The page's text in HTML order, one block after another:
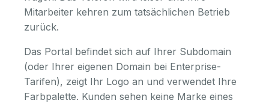
Mitarbeiter kehren zum tatsächlichen Betrieb
zurück.
Das Portal befindet sich auf Ihrer Subdomain
(oder Ihrer eigenen Domain bei Enterprise-
Tarifen), zeigt Ihr Logo an und verwendet Ihre
Farbpalette. Kunden sehen keine Marke eines